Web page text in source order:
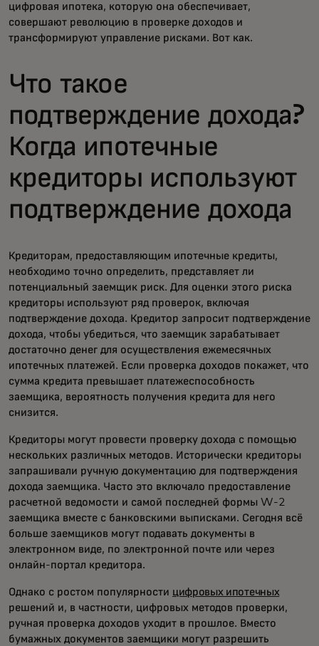
цифровая ипотека, которую она обеспечивает,
совершают революцию в проверке доходов и
трансформируют управление рисками. Вот как.
Что такое
подтверждение дохода?
Когда ипотечные
кредиторы используют
подтверждение дохода
Кредиторам, предоставляющим ипотечные кредиты,
необходимо точно определить, представляет ли
потенциальный заемщик риск. Для оценки этого риска
кредиторы используют ряд проверок, включая
подтверждение дохода. Кредитор запросит подтверждение
дохода, чтобы убедиться, что заемщик зарабатывает
достаточно денег для осуществления ежемесячных
ипотечных платежей. Если проверка доходов покажет, что
сумма кредита превышает платежеспособность
заемщика, вероятность получения кредита для него
снизится.
Кредиторы могут провести проверку дохода с помощью
нескольких различных методов. Исторически кредиторы
запрашивали ручную документацию для подтверждения
дохода заемщика. Часто это включало предоставление
расчетной ведомости и самой последней формы W-2
заемщика вместе с банковскими выписками. Сегодня всё
больше заемщиков могут подавать документы в
электронном виде, по электронной почте или через
онлайн-портал кредитора.
Однако с ростом популярности цифровых ипотечных
решений и, в частности, цифровых методов проверки,
ручная проверка доходов уходит в прошлое. Вместо
бумажных документов заемщики могут разрешить